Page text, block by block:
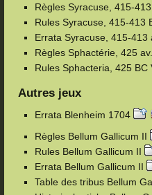
Règles Syracuse, 415-
Rules Syracuse, 415-413
Errata Syracuse, 415-413
Règles Sphactérie, 425
Rules Sphacteria, 425
Autres jeux
Errata Blenheim 1704
Règles Bellum Gallicum II
Rules Bellum Gallicum II
Errata Bellum Gallicum II
Table des tribus Bellum